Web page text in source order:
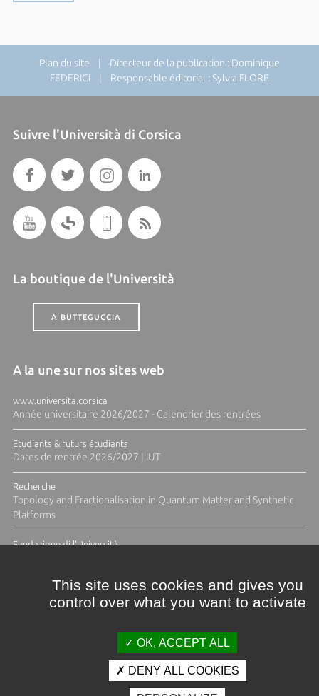
Plan du site | Directeur de la publication : Dominique
FEDERICI | Responsable éditorial : Sylvia FLORE
Suivre l'Università di Corsica
La boutique de l'Università
A BUTTEGUCCIA
A la une sur nos sites web
www.universita.corsica
Année universitaire 2026/2027 - Calendrier des rentrées
Etudiants & futurs étudiants
Dates de rentrée 2026/2027 | IUT
Recherche
Topology and Fractionalisation in Quantum Matter and Synthetic
Platforms
Fundazione di l'Università
Crédits et mentions légales
This site uses cookies and gives you
control over what you want to activate
OK, ACCEPT ALL
DENY ALL COOKIES